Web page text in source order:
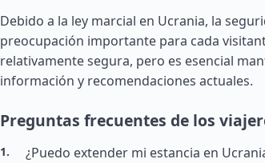
Debido a la ley marcial en Ucrania, la
preocupación importante para cada
relativamente segura, pero es esencial
información y recomendaciones actuales.
Preguntas frecuentes de los
¿Puedo extender mi estancia en